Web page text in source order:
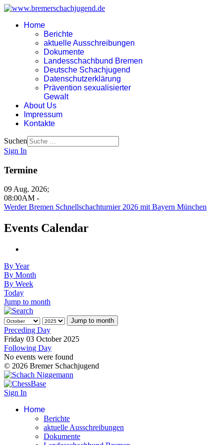
Home
Berichte
aktuelle Ausschreibungen
Dokumente
Landesschachbund Bremen
Deutsche Schachjugend
Datenschutzerklärung
Prävention sexualisierter
Gewalt
About Us
Impressum
Kontakte
Suchen
Sign In
Termine
09 Aug. 2026;
08:00AM -
Werder Bremen Schnellschachturnier 2026 mit Bayern München
Events Calendar
By Year
By Month
By Week
Today
Jump to month
Jump to month
Preceding Day
Friday 03 October 2025
Following Day
No events were found
© 2026 Bremer Schachjugend
Sign In
Home
Berichte
aktuelle Ausschreibungen
Dokumente